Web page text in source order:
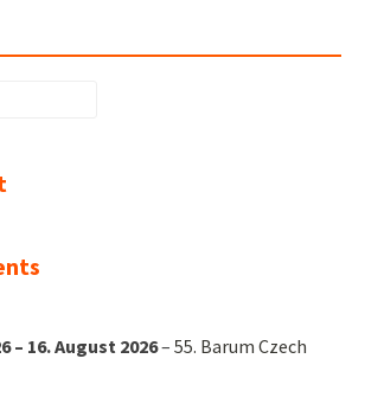
– 16. August 2026–55. Barum Czech